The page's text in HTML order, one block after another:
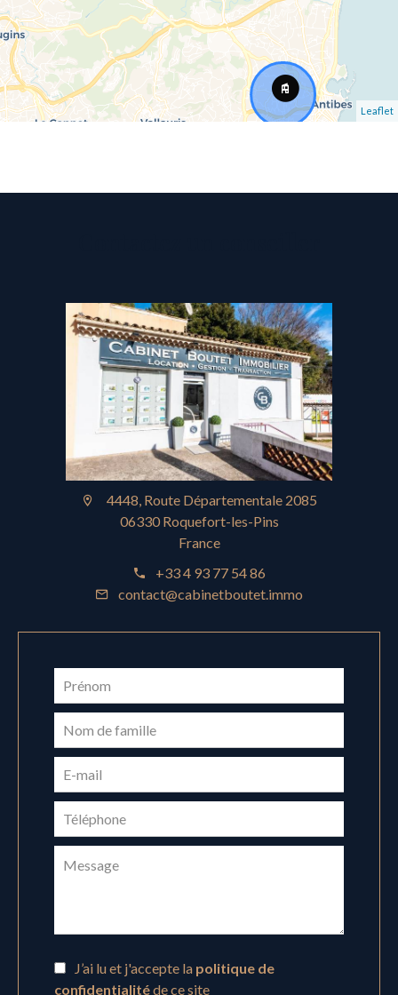
Leaflet
4448, Route Départementale 2085
06330 Roquefort-les-Pins
France
+33 4 93 77 54 86
contact@cabinetboutet.immo
J’ai lu et j'accepte la politique de
confidentialitéde ce site